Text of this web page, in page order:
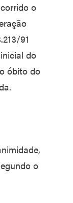
o
91
do
óbito do
o